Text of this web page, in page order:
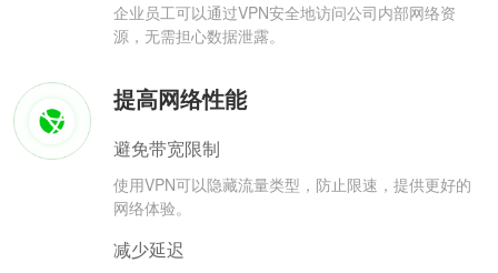
企业员工可以通过VPN安全地访问公司内部网络资
源，无需担心数据泄露。
提高网络性能
避免带宽限制
使用VPN可以隐藏流量类型，防止限速，提供更好的
网络体验。
减少延迟